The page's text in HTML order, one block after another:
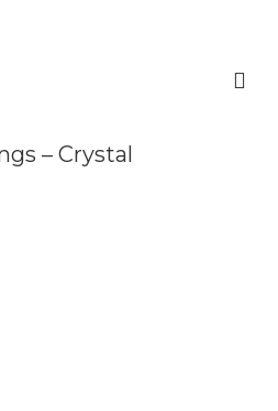
– Crystal